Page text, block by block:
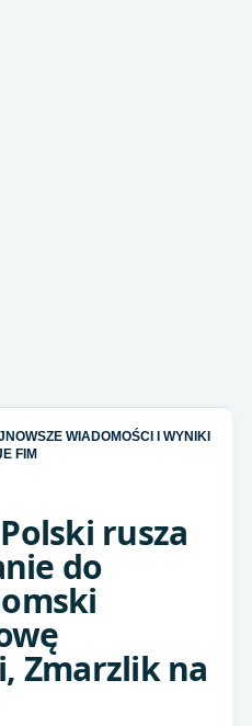
WIADOMOŚCI I WYNIKI
FIM
rusza
do
Zmarzlik na